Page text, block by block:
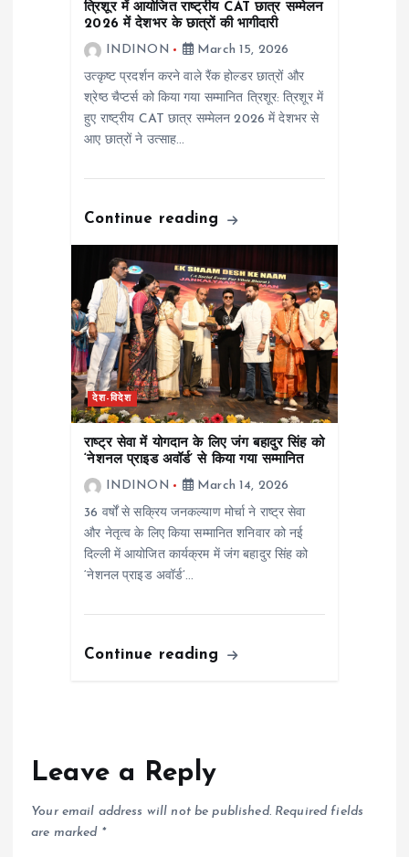
त्रिशूर में आयोजित राष्ट्रीय CAT छात्र सम्मेलन
2026 में देशभर के छात्रों की भागीदारी
INDINON
March 15, 2026
उत्कृष्ट प्रदर्शन करने वाले रैंक होल्डर छात्रों और
श्रेष्ठ चैप्टर्स को किया गया सम्मानित त्रिशूर: त्रिशूर में
हुए राष्ट्रीय CAT छात्र सम्मेलन 2026 में देशभर से
आए छात्रों ने उत्साह…
Continue reading
देश-विदेश
राष्ट्र सेवा में योगदान के लिए जंग बहादुर सिंह को
‘नेशनल प्राइड अवॉर्ड’ से किया गया सम्मानित
INDINON
March 14, 2026
36 वर्षों से सक्रिय जनकल्याण मोर्चा ने राष्ट्र सेवा
और नेतृत्व के लिए किया सम्मानित शनिवार को नई
दिल्ली में आयोजित कार्यक्रम में जंग बहादुर सिंह को
‘नेशनल प्राइड अवॉर्ड’…
Continue reading
Leave a Reply
Your email address will not be published. Required fields
are marked *